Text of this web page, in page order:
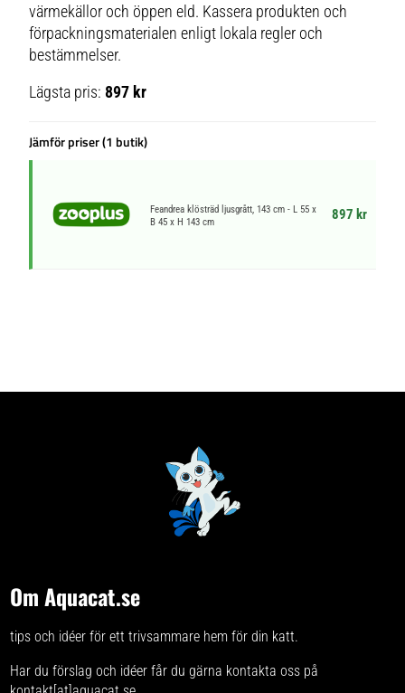
värmekällor och öppen eld. Kassera produkten och
förpackningsmaterialen enligt lokala regler och
bestämmelser.
Lägsta pris: 897 kr
Jämför priser (1 butik)
Feandrea klösträd ljusgrått, 143 cm - L 55 x
B 45 x H 143 cm
897 kr
Om Aquacat.se
tips och idéer för ett trivsammare hem för din katt.
Har du förslag och idéer får du gärna kontakta oss på